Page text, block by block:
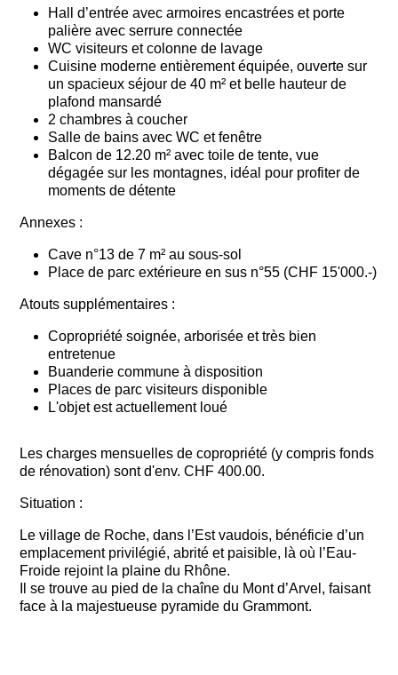
Hall d’entrée avec armoires encastrées et porte
palière avec serrure connectée
WC visiteurs et colonne de lavage
Cuisine moderne entièrement équipée, ouverte sur
un spacieux séjour de 40 m² et belle hauteur de
plafond mansardé
2 chambres à coucher
Salle de bains avec WC et fenêtre
Balcon de 12.20 m² avec toile de tente, vue
dégagée sur les montagnes, idéal pour profiter de
moments de détente
Annexes :
Cave n°13 de 7 m² au sous-sol
Place de parc extérieure en sus n°55 (CHF 15'000.-)
Atouts supplémentaires :
Copropriété soignée, arborisée et très bien
entretenue
Buanderie commune à disposition
Places de parc visiteurs disponible
L'objet est actuellement loué
Les charges mensuelles de copropriété (y compris fonds
de rénovation) sont d'env. CHF 400.00.
Situation :
Le village de Roche, dans l’Est vaudois, bénéficie d’un
emplacement privilégié, abrité et paisible, là où l’Eau-
Froide rejoint la plaine du Rhône.
Il se trouve au pied de la chaîne du Mont d’Arvel, faisant
face à la majestueuse pyramide du Grammont.